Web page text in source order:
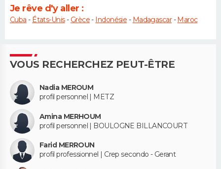
Je rêve d'y aller :
Cuba - États-Unis- Grèce- Indonésie - Madagascar- Maroc
VOUS RECHERCHEZ PEUT-ÊTRE
Nadia MEROUM
profil personnel | METZ
Amina MERHOUM
profil personnel | BOULOGNE BILLANCOURT
Farid MERROUN
profil professionnel | Crep secondo - Gerant